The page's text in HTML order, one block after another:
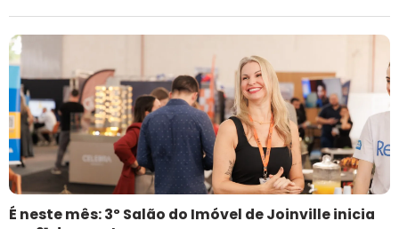
É neste mês: 3º Salão do Imóvel de Joinville inicia